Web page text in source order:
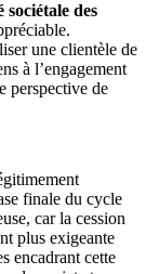
des
une clientèle de
à l’engagement
perspective de
finale du cycle
car la cession
plus exigeante
encadrant cette